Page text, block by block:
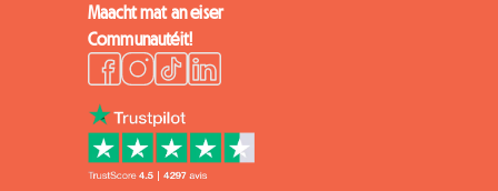
Maacht mat an eiser
Communautéit!